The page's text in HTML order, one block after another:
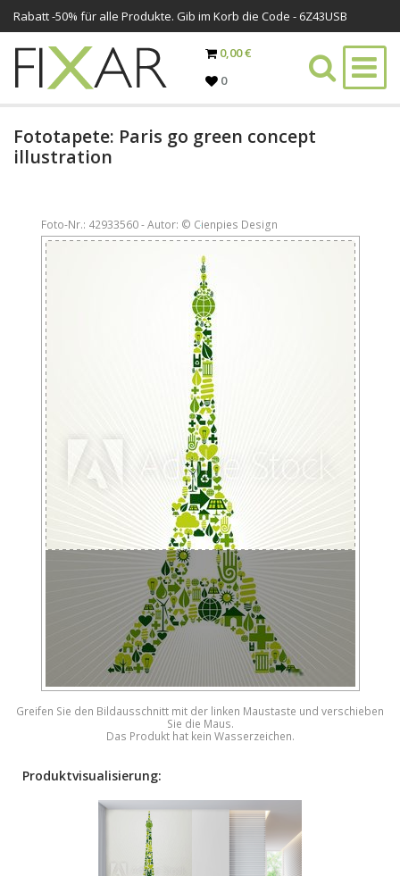
Rabatt -50% für alle Produkte. Gib im Korb die Code - 6Z43USB
0,00 €
0
Fototapete: Paris go green concept
illustration
Foto-Nr.: 42933560 - Autor: © Cienpies Design
Greifen Sie den Bildausschnitt mit der linken Maustaste und verschieben
Sie die Maus.
Das Produkt hat kein Wasserzeichen.
Produktvisualisierung: